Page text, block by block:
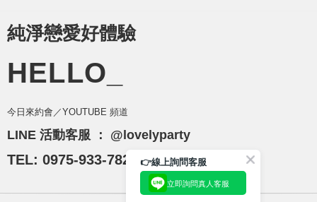
純淨戀愛好體驗
HELLO_
今日來約會／YOUTUBE 頻道
LINE 活動客服 ： @lovelyparty
TEL: 0975-933-782 👉線上詢問客服
立即詢問真人客服